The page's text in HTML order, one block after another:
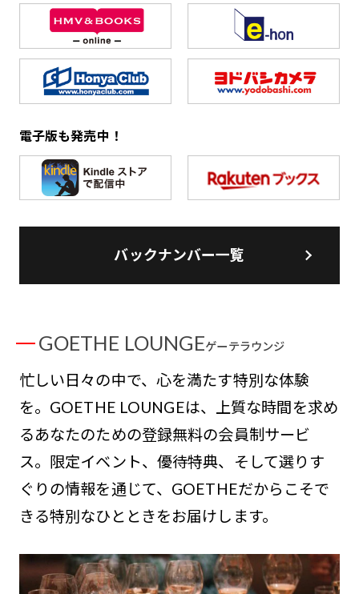
電子版も発売中！
バックナンバー一覧
GOETHE LOUNGEゲーテラウンジ
忙しい日々の中で、心を満たす特別な体験
を。GOETHE LOUNGEは、上質な時間を求め
るあなたのための登録無料の会員制サービ
ス。限定イベント、優待特典、そして選りす
ぐりの情報を通じて、GOETHEだからこそで
きる特別なひとときをお届けします。